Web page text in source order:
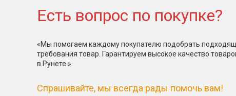
Есть вопрос по покупке?
«Мы помогаем каждому покупателю подобрать
требования товар. Гарантируем высокое качество
в Рунете.»
Спрашивайте, мы всегда рады помочь вам!